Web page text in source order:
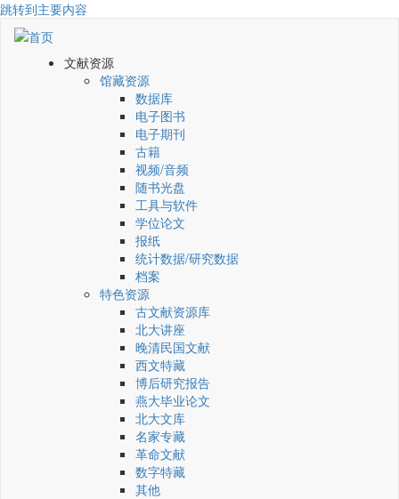
跳转到主要内容
文献资源
馆藏资源
数据库
电子图书
电子期刊
古籍
视频/音频
随书光盘
工具与软件
学位论文
报纸
统计数据/研究数据
档案
特色资源
古文献资源库
北大讲座
晚清民国文献
西文特藏
博后研究报告
燕大毕业论文
北大文库
名家专藏
革命文献
数字特藏
其他